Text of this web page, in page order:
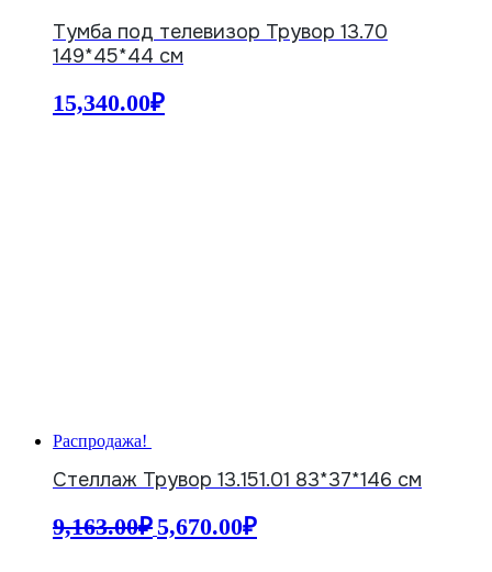
Тумба под телевизор Трувор 13.70
149*45*44 см
15,340.00₽
Распродажа!
Стеллаж Трувор 13.151.01 83*37*146 см
9,163.00₽ Первоначальная
цена
5,670.00₽Текущая
цена: